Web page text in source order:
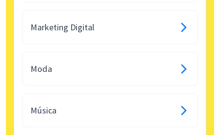
Marketing Digital
Moda
Música